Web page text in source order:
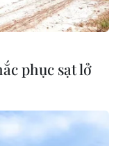
phục sạt lở